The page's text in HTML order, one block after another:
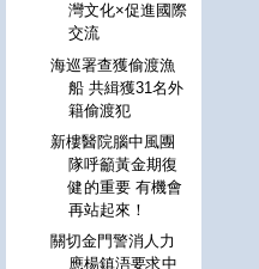
灣文化×促進國際
交流
海巡署查獲偷渡漁
船 共緝獲31名外
籍偷渡犯
新樓醫院腦中風團
隊呼籲黃金期復
健的重要 有機會
再站起來！
關切金門警消人力
應楊鎮浯要求中